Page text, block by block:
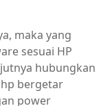
maka yang
sesuai HP
hubungkan
hp bergetar
power